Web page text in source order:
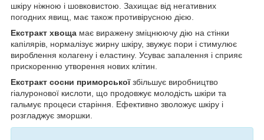
шкіру ніжною і шовковистою. Захищає від негативних
погодних явищ, має також противірусною дією.
Екстракт хвоща має виражену зміцнюючу дію на стінки
капілярів, нормалізує жирну шкіру, звужує пори і стимулює
вироблення колагену і еластину. Усуває запалення і сприяє
прискоренню утворення нових клітин.
Екстракт сосни приморськоїзбільшує виробництво
гіалуронової кислоти, що продовжує молодість шкіри та
гальмує процеси старіння. Ефективно зволожує шкіру і
розгладжує зморшки.